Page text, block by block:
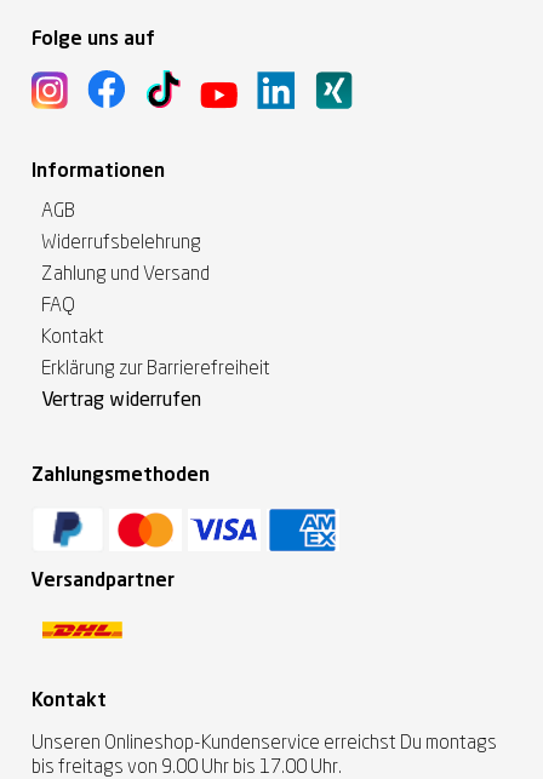
Folge uns auf
Informationen
AGB
Widerrufsbelehrung
Zahlung und Versand
FAQ
Kontakt
Erklärung zur Barrierefreiheit
Vertrag widerrufen
Zahlungsmethoden
Versandpartner
Kontakt
Unseren Onlineshop-Kundenservice erreichst Du montags
bis freitags von 9.00 Uhr bis 17.00 Uhr.